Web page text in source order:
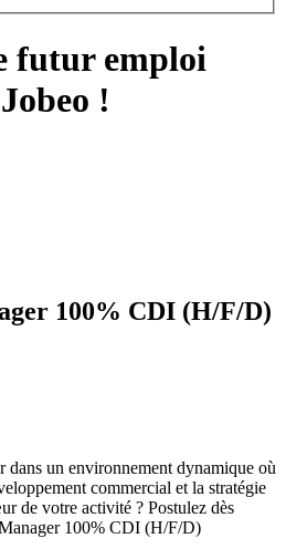
futur emploi
!
100% CDI (H/F/D)
dans un environnement dynamique où
commercial et la stratégie
de votre activité ? Postulez dès
100% CDI (H/F/D)